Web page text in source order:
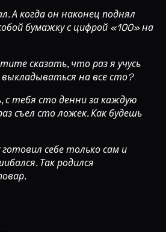
А когда он наконец поднял
бумажку с цифрой «100» на
сказать, что раз я учусь
на все сто?
с тебя сто денни за каждую
съел сто ложек. Как будешь
себе только сам и
Так родился